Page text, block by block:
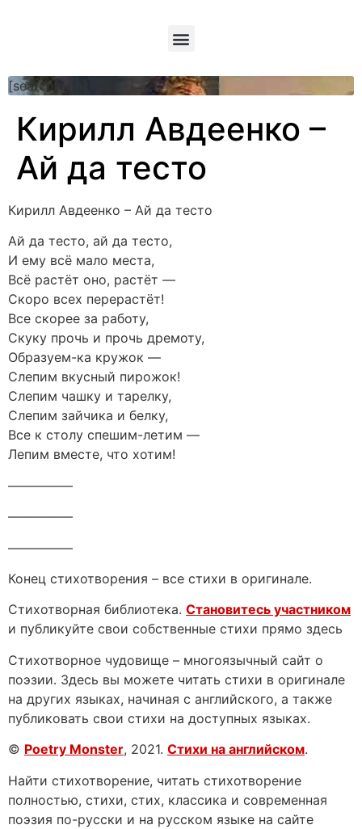
[searchform]
Кирилл Авдеенко –
Ай да тесто
Кирилл Авдеенко – Ай да тесто
Ай да тесто, ай да тесто,
И ему всё мало места,
Всё растёт оно, растёт —
Скоро всех перерастёт!
Все скорее за работу,
Скуку прочь и прочь дремоту,
Образуем-ка кружок —
Слепим вкусный пирожок!
Слепим чашку и тарелку,
Слепим зайчика и белку,
Все к столу спешим-летим —
Лепим вместе, что хотим!
—————
—————
—————
Конец стихотворения – все стихи в оригинале.
Стихотворная библиотека. Становитесь участником
и публикуйте свои собственные стихи прямо здесь
Стихотворное чудовище – многоязычный сайт о
поэзии. Здесь вы можете читать стихи в оригинале
на других языках, начиная с английского, а также
публиковать свои стихи на доступных языках.
© Poetry Monster, 2021. Стихи на английском.
Найти стихотворение, читать стихотворение
полностью, стихи, стих, классика и современная
поэзия по-русски и на русском языке на сайте